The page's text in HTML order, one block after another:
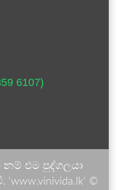
6107)
එම පුද්ගලයා
©